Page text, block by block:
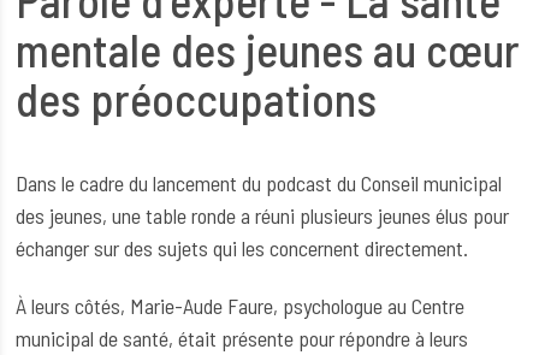
mentale des jeunes au cœur
des préoccupations
Dans le cadre du lancement du podcast du Conseil municipal
des jeunes, une table ronde a réuni plusieurs jeunes élus pour
échanger sur des sujets qui les concernent directement.
À leurs côtés, Marie-Aude Faure, psychologue au Centre
municipal de santé, était présente pour répondre à leurs